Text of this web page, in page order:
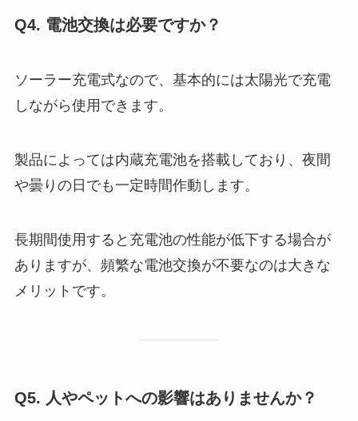
Q4. 電池交換は必要ですか？
ソーラー充電式なので、基本的には太陽光で充電
しながら使用できます。
製品によっては内蔵充電池を搭載しており、夜間
や曇りの日でも一定時間作動します。
長期間使用すると充電池の性能が低下する場合が
ありますが、頻繁な電池交換が不要なのは大きな
メリットです。
Q5. 人やペットへの影響はありませんか？